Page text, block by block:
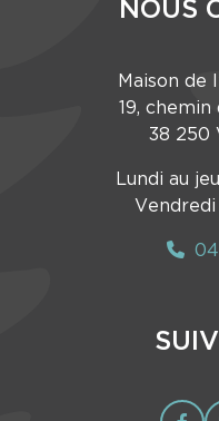
NOUS
Maison de
19,
38 250
Lundi au
Vendredi